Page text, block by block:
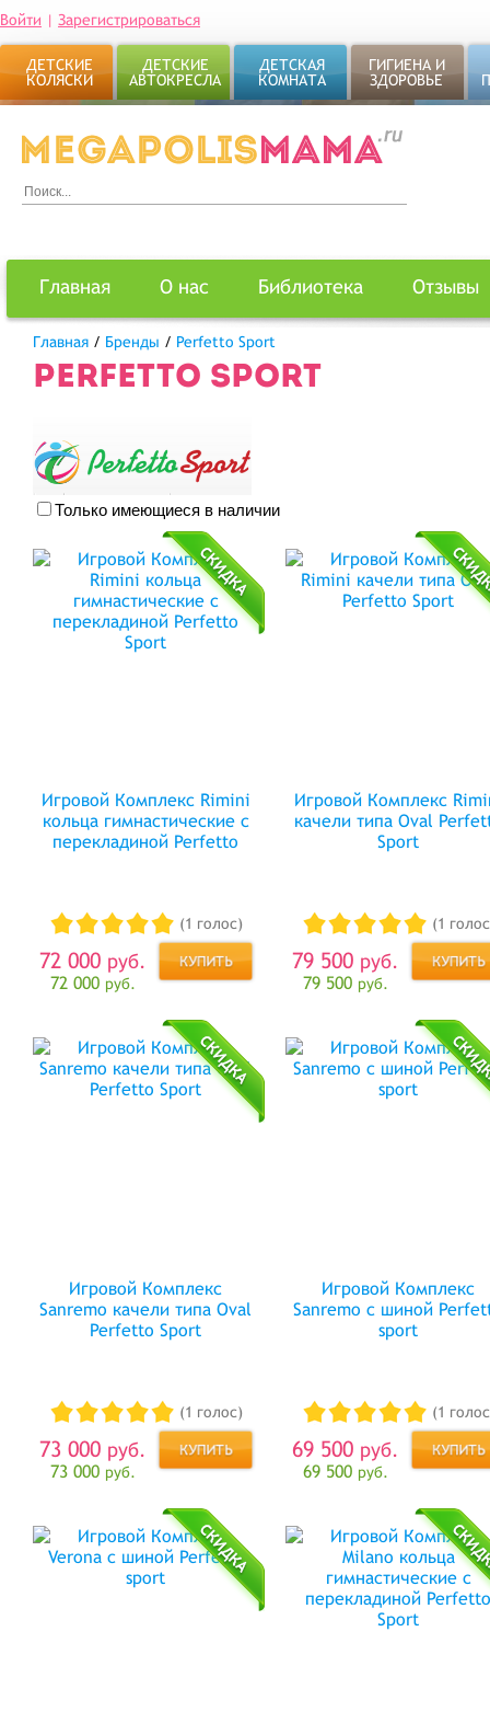
Войти | Зарегистрироваться
ДЕТСКИЕ
КОЛЯСКИ
ДЕТСКИЕ
АВТОКРЕСЛА
ДЕТСКАЯ
КОМНАТА
ГИГИЕНА И
ЗДОРОВЬЕ
Главная О нас Библиотека Отзывы
Главная / Бренды / Perfetto Sport
PERFETTO SPORT
Только имеющиеся в наличии
Игровой Комплекс Rimini
кольца гимнастические с
перекладиной Perfetto
(1 голос)
72 000 руб.
72 000 руб.
Игровой Комплекс
качели типа Оval
Sport
(1
79 500 руб.
79 500 руб.
Игровой Комплекс
Sanremo качели типа Оval
Perfetto Sport
(1 голос)
73 000 руб.
73 000 руб.
Игровой Комплекс
Sanremo с шиной
sport
(1
69 500 руб.
69 500 руб.